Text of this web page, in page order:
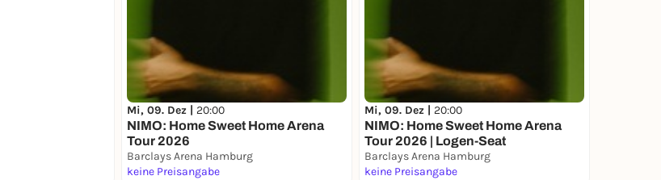
Mi, 09. Dez | 20:00
NIMO: Home Sweet Home Arena
Tour 2026
Barclays Arena Hamburg
keine Preisangabe
Mi, 09. Dez | 20:00
NIMO: Home Sweet Home Arena
Tour 2026 | Logen-Seat
Barclays Arena Hamburg
keine Preisangabe